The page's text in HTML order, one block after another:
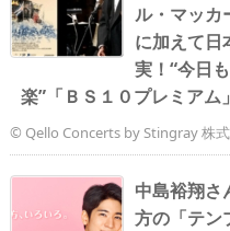
ル・マッカ
に加えて日
実！“今日
楽”「ＢＳ１０プレミアム」
© Qello Concerts by Stingray 株
中島裕翔さ
方の「テン